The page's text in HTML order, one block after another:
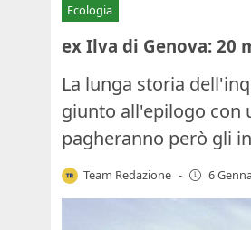
Ecologia
ex Ilva di Genova: 20
La lunga storia
giunto all'epilogo con
pagheranno però gli
Team Redazione - 6